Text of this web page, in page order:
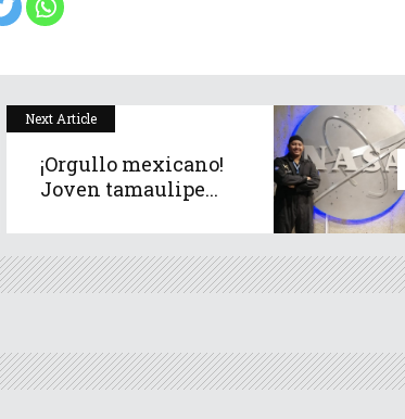
Next Article
¡Orgullo mexicano!
Joven tamaulipe...